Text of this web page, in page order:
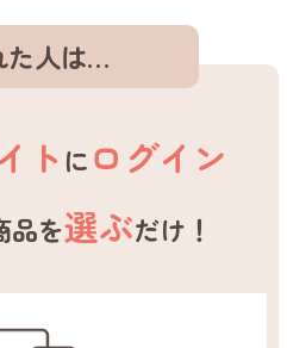
た人は…
ト にログイン
品を選ぶだけ！